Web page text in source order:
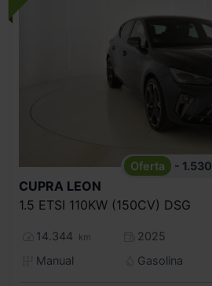
- 1.530
CUPRA LEON
1.5 ETSI 110KW (150CV) DSG
14.344 km
2025
Manual
Gasolina